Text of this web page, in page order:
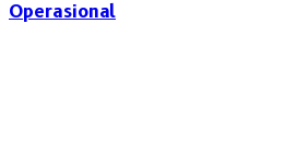
Operasional